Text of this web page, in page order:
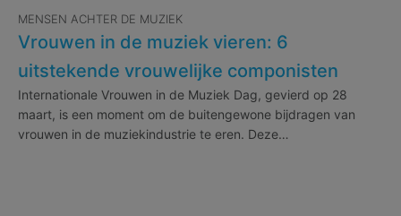
MENSEN ACHTER DE MUZIEK
Vrouwen in de muziek vieren: 6
uitstekende vrouwelijke componisten
Internationale Vrouwen in de Muziek Dag, gevierd op 28
maart, is een moment om de buitengewone bijdragen van
vrouwen in de muziekindustrie te eren. Deze…